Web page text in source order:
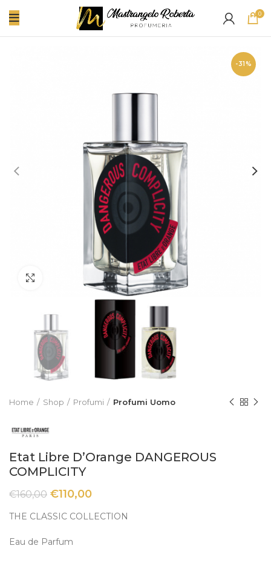
0
-31%
Click to enlarge
Home Shop Profumi Profumi Uomo
Etat Libre D’Orange DANGEROUS
COMPLICITY
€160,00 €110,00
THE CLASSIC COLLECTION
Eau de Parfum